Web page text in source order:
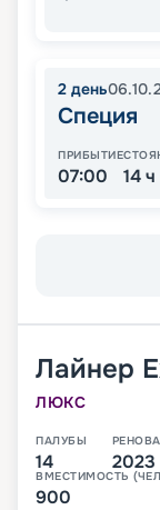
2 день
Специя
ПРИБЫТИЕ
07:00 14
Лайнер
ЛЮКС
ПАЛУБЫ
14 2023
ВМЕСТИМОСТЬ
900